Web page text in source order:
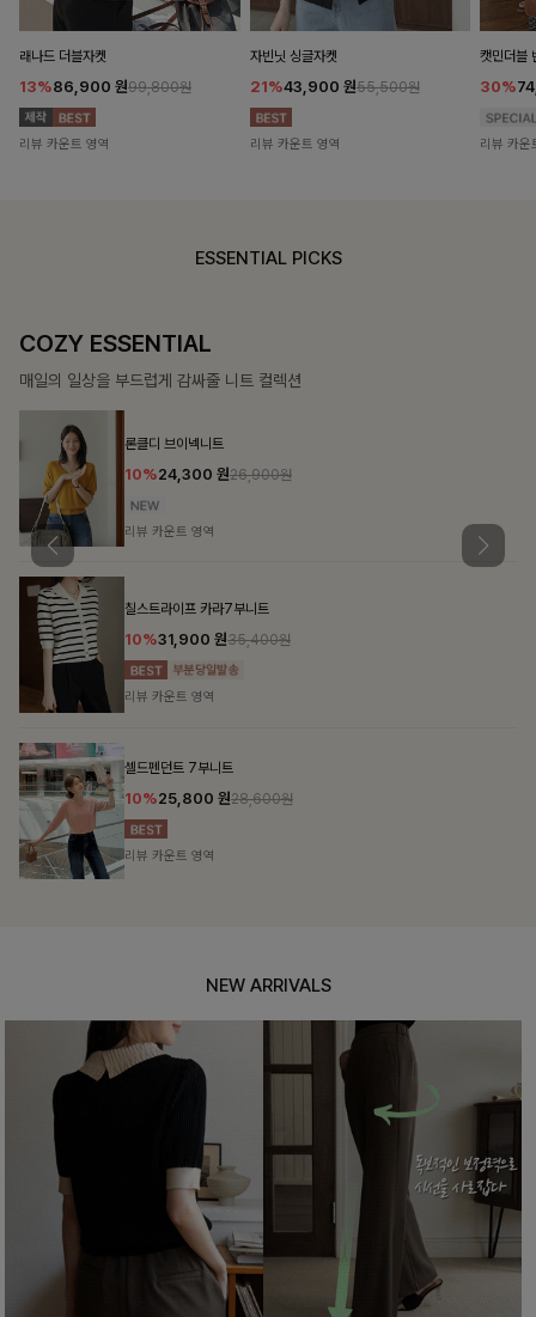
래나드 더블자켓
13%86,900 원99,800원
리뷰 카운트 영역
자빈닛 싱글자켓
21%43,900 원55,500원
리뷰 카운트 영역
캣민더블
30%
리뷰 카운
ESSENTIAL PICKS
COZY ESSENTIAL
매일의 일상을 부드럽게 감싸줄 니트 컬렉션
론클디 브이넥니트
10%24,300 원26,900원
리뷰 카운트 영역
칠스트라이프 카라7부니트
10%31,900 원35,400원
리뷰 카운트 영역
셀드펜던트 7부니트
10%25,800 원28,600원
리뷰 카운트 영역
NEW ARRIVALS